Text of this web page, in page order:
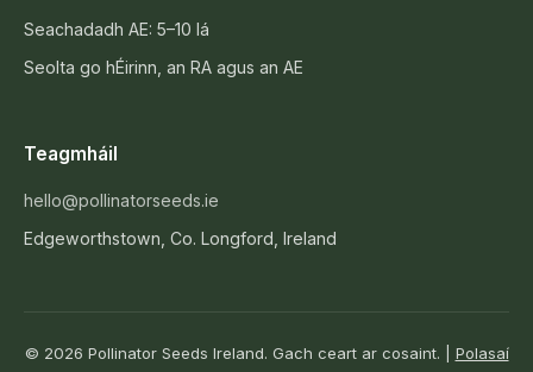
Seachadadh AE: 5–10 lá
Seolta go hÉirinn, an RA agus an AE
Teagmháil
hello@pollinatorseeds.ie
Edgeworthstown, Co. Longford, Ireland
© 2026 Pollinator Seeds Ireland. Gach ceart ar cosaint. | Polasaí